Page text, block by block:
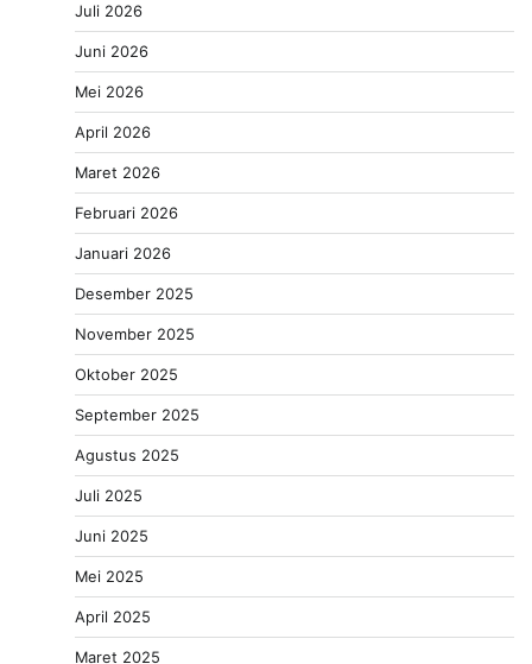
Juli 2026
Juni 2026
Mei 2026
April 2026
Maret 2026
Februari 2026
Januari 2026
Desember 2025
November 2025
Oktober 2025
September 2025
Agustus 2025
Juli 2025
Juni 2025
Mei 2025
April 2025
Maret 2025